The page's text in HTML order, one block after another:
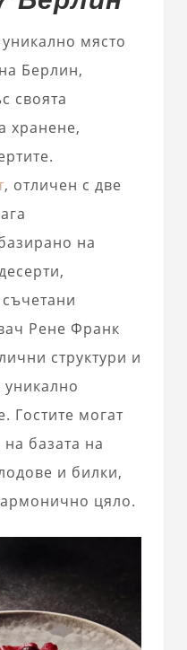
място
Берлин,
своята
хранене,
, отличен с две
на
Рене Франк
структури и
уникално
Гостите могат
базата на
и билки,
цяло.